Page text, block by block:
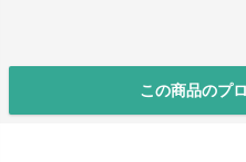
この商品のプ